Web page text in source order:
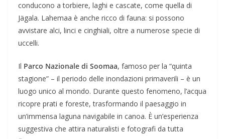
conducono a torbiere, laghi e cascate, come quella di
Jägala. Lahemaa è anche ricco di fauna: si possono
avvistare alci, linci e cinghiali, oltre a numerose specie di
uccelli.
Il Parco Nazionale di Soomaa, famoso per la “quinta
stagione” – il periodo delle inondazioni primaverili – è un
luogo unico al mondo. Durante questo fenomeno, l’acqua
ricopre prati e foreste, trasformando il paesaggio in
un’immensa laguna navigabile in canoa. È un’esperienza
suggestiva che attira naturalisti e fotografi da tutta